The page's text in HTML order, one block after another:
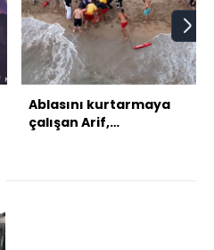
Ablasını kurtarmaya
çalışan Arif,